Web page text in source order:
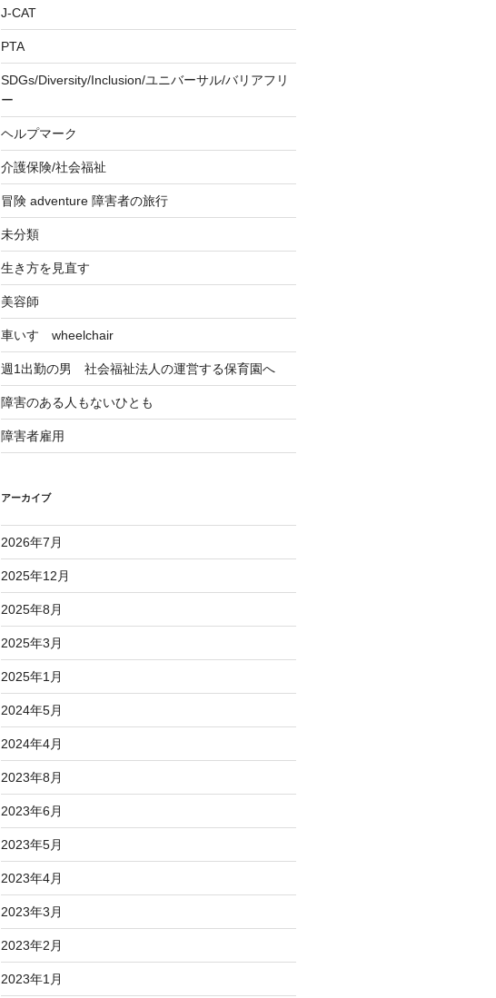
J-CAT
PTA
SDGs/Diversity/Inclusion/ユニバーサル/バリアフリ
ー
ヘルプマーク
介護保険/社会福祉
冒険 adventure 障害者の旅行
未分類
生き方を見直す
美容師
車いす wheelchair
週1出勤の男 社会福祉法人の運営する保育園へ
障害のある人もないひとも
障害者雇用
アーカイブ
2026年7月
2025年12月
2025年8月
2025年3月
2025年1月
2024年5月
2024年4月
2023年8月
2023年6月
2023年5月
2023年4月
2023年3月
2023年2月
2023年1月